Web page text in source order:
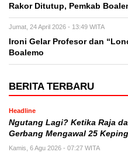
Rakor Ditutup, Pemkab
Jumat, 24 April 2026 - 13:49 WITA
Ironi Gelar Profesor dan
Boalemo
BERITA TERBARU
Headline
Ngutang Lagi? Ketika Raja
Gerbang Mengawal 25
Kamis, 6 Agu 2026 - 07:27 WITA